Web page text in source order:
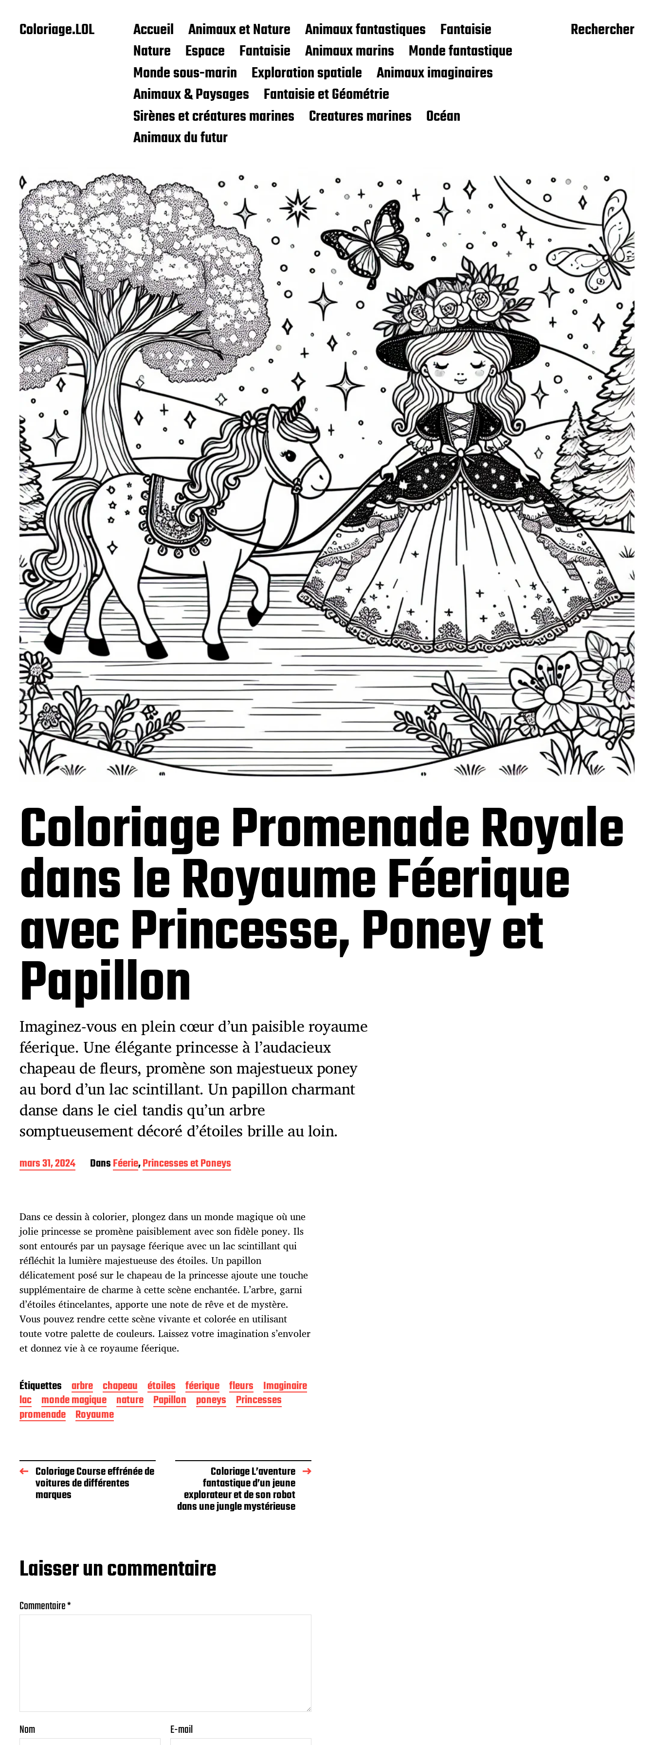
Coloriage.LOL Accueil Animaux et Nature Animaux fantastiques
Fantaisie
Nature
Espace Fantaisie Animaux marins
Monde fantastique
Monde sous-marin
Exploration spatiale
Animaux imaginaires
Animaux & Paysages
Fantaisie et Géométrie
Sirènes et créatures marines
Creatures marines
Océan
Animaux du futur
Rechercher
Coloriage Promenade Royale
dans le Royaume Féerique
avec Princesse, Poney et
Papillon
Imaginez-vous en plein cœur d’un paisible royaume
féerique. Une élégante princesse à l’audacieux
chapeau de fleurs, promène son majestueux poney
au bord d’un lac scintillant. Un papillon charmant
danse dans le ciel tandis qu’un arbre
somptueusement décoré d’étoiles brille au loin.
D
a
e
p
u
b
l
i
c
a
t
i
o
n
mars 31, 2024 DansFéerie,Princesses et Poneys
Dans ce dessin à colorier, plongez dans un monde magique où une
jolie princesse se promène paisiblement avec son fidèle poney. Ils
sont entourés par un paysage féerique avec un lac scintillant qui
réfléchit la lumière majestueuse des étoiles. Un papillon
délicatement posé sur le chapeau de la princesse ajoute une touche
supplémentaire de charme à cette scène enchantée. L’arbre, garni
d’étoiles étincelantes, apporte une note de rêve et de mystère.
Vous pouvez rendre cette scène vivante et colorée en utilisant
toute votre palette de couleurs. Laissez votre imagination s’envoler
et donnez vie à ce royaume féerique.
Étiquettes arbre chapeau étoiles féerique fleurs
Imaginaire
lac
monde magique nature Papillon poneys
Princesses
promenade
Royaume
Coloriage Course effrénée de
voitures de différentes
marques
Coloriage L’aventure
fantastique d’un jeune
explorateur et de son robot
dans une jungle mystérieuse
Laisser un commentaire
Commentaire*
Nom E-mail